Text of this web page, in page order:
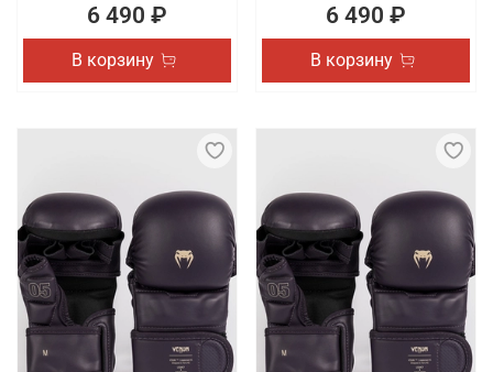
6 490 ₽
В корзину
6 490 ₽
В корзину